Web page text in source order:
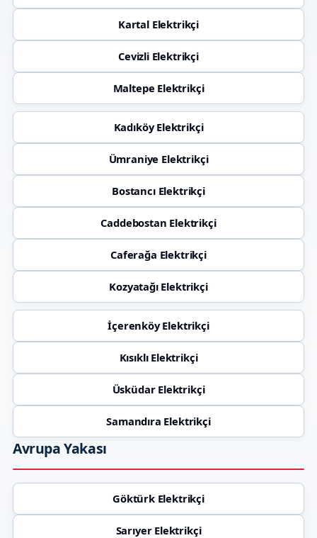
Kartal Elektrikçi
Cevizli Elektrikçi
Maltepe Elektrikçi
Kadıköy Elektrikçi
Ümraniye Elektrikçi
Bostancı Elektrikçi
Caddebostan Elektrikçi
Caferağa Elektrikçi
Kozyatağı Elektrikçi
İçerenköy Elektrikçi
Kısıklı Elektrikçi
Üsküdar Elektrikçi
Samandıra Elektrikçi
Avrupa Yakası
Göktürk Elektrikçi
Sarıyer Elektrikçi